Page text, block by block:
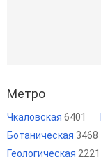
Метро
Чкаловская 6401
Ботаническая 3468
Геологическая 2221